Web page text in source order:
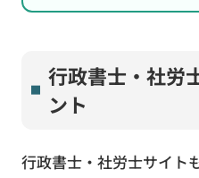
行政書士・社労
ント
行政書士・社労士サイト